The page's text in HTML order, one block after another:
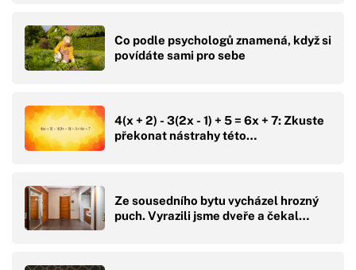
Co podle psychologů znamená, když si
povídáte sami pro sebe
4(x + 2) - 3(2x - 1) + 5 = 6x + 7: Zkuste
překonat nástrahy této…
Ze sousedního bytu vycházel hrozný
puch. Vyrazili jsme dveře a čekal…